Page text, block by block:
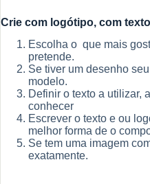
Crie com logótipo, com
Escolha o que mais
pretende.
Se tiver um desenho
modelo.
Definir o texto a utilizar,
conhecer
Escrever o texto e ou
melhor forma de o
Se tem uma imagem
exatamente.